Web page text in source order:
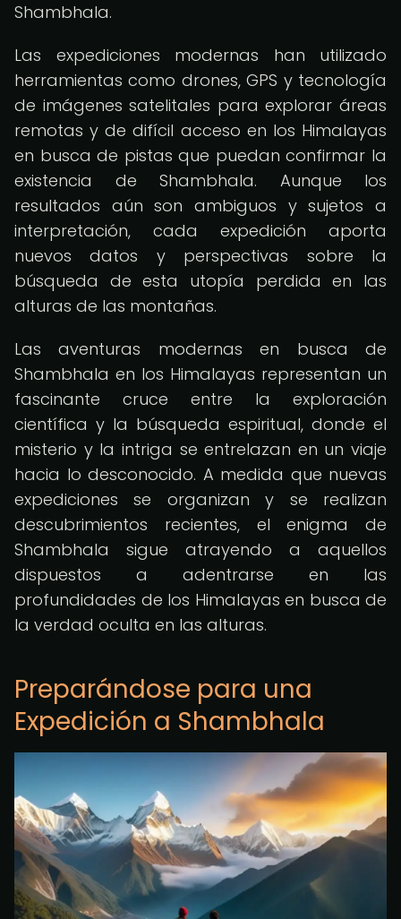
Shambhala.
Las expediciones modernas han utilizado
herramientas como drones, GPS y tecnología
de imágenes satelitales para explorar áreas
remotas y de difícil acceso en los Himalayas
en busca de pistas que puedan confirmar la
existencia de Shambhala. Aunque los
resultados aún son ambiguos y sujetos a
interpretación, cada expedición aporta
nuevos datos y perspectivas sobre la
búsqueda de esta utopía perdida en las
alturas de las montañas.
Las aventuras modernas en busca de
Shambhala en los Himalayas representan un
fascinante cruce entre la exploración
científica y la búsqueda espiritual, donde el
misterio y la intriga se entrelazan en un viaje
hacia lo desconocido. A medida que nuevas
expediciones se organizan y se realizan
descubrimientos recientes, el enigma de
Shambhala sigue atrayendo a aquellos
dispuestos a adentrarse en las
profundidades de los Himalayas en busca de
la verdad oculta en las alturas.
Preparándose para una
Expedición a Shambhala